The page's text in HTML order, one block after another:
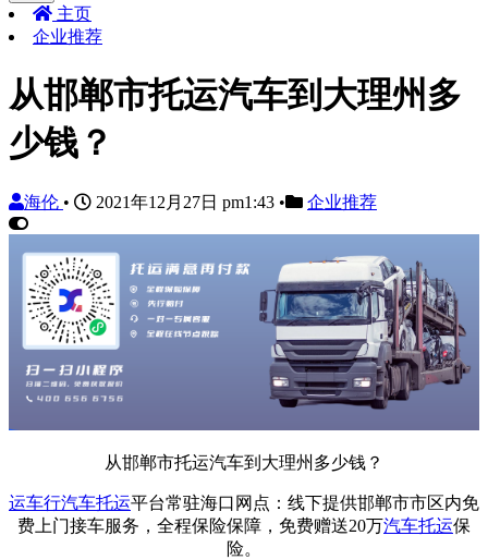
主页
企业推荐
从邯郸市托运汽车到大理州多
少钱？
海伦 • 2021年12月27日 pm1:43 • 企业推荐
从邯郸市托运汽车到大理州多少钱？
运车行汽车托运平台常驻海口网点：线下提供邯郸市市区内免
费上门接车服务，全程保险保障，免费赠送20万汽车托运保
险。